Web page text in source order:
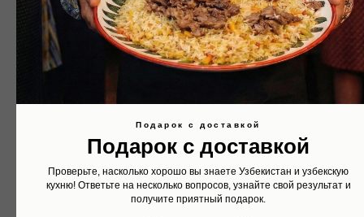
Ваш телефон
Подарок с доставкой
Подарок с доставкой
Проверьте, насколько хорошо вы знаете Узбекистан и узбекскую
кухню! Ответьте на несколько вопросов, узнайте свой результат и
получите приятный подарок.